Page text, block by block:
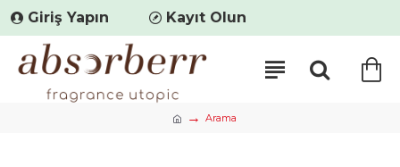
Giriş Yapın Kayıt Olun
Arama